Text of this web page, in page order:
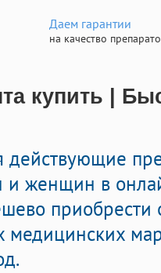
Даем гарантии
на качество
купить |
действующие
и женщин в
приобрести